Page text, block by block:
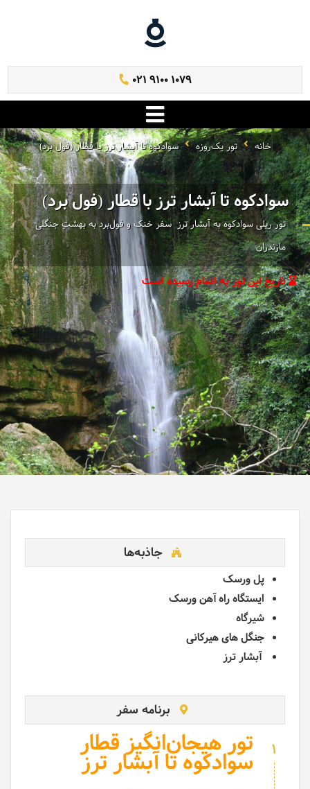
021 9100 1079
خانه تور یک‌روزه سوادکوه تا آبشار ترز با قطار (فول برد)
سوادکوه تا آبشار ترز با قطار (فول برد)
تور ریلی سوادکوه به آبشار ترز ‌ سفر خنک و فول‌برد به بهشتِ جنگلی
مازندران
تاریخ این تور به اتمام رسیده است
جاذبه‌ها
پل ورسک
ایستگاه راه آهن ورسک
شیرگاه
جنگل های هیرکانی
آبشار ترز
برنامه سفر
1 تور هیجان‌انگیز قطار
سوادکوه تا آبشار ترز